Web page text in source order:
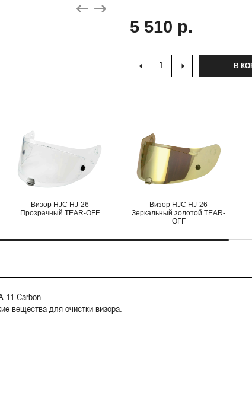
5 510 р.
В
Визор HJC HJ-26
Прозрачный TEAR-OFF
Визор HJC HJ-26
Зеркальный золотой TEAR-
OFF
Carbon.
вещества для очистки визора.